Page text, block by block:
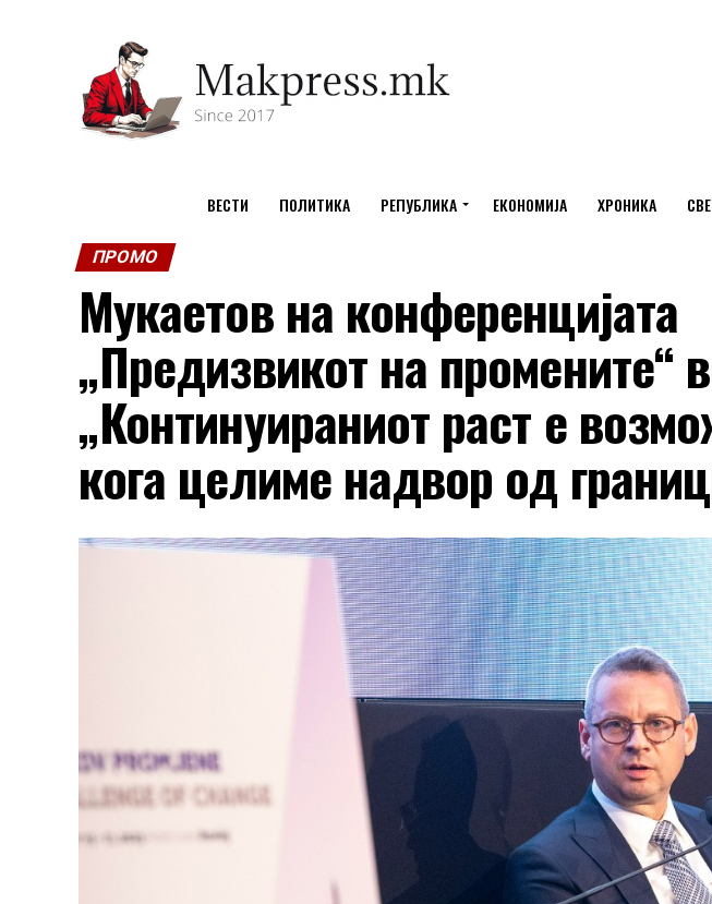
ВЕСТИ ПОЛИТИКА РЕПУБЛИКА ЕКОНОМИЈА ХРОНИКА
ПРОМО
Мукаетов на конференцијата
„Предизвикот на промените“
„Континуираниот раст е
кога целиме надвор од